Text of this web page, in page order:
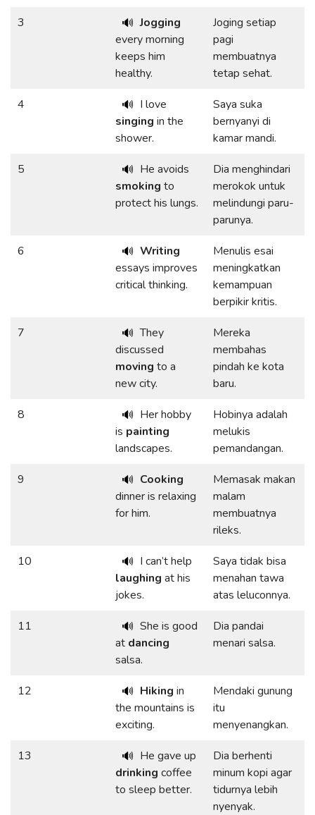
3
🔊 Jogging
every morning
keeps him
healthy.
Joging setiap
pagi
membuatnya
tetap sehat.
4
🔊 I love
singing in the
shower.
Saya suka
bernyanyi di
kamar mandi.
5
🔊 He avoids
smoking to
protect his lungs.
Dia menghindari
merokok untuk
melindungi paru-
parunya.
6
🔊 Writing
essays improves
critical thinking.
Menulis esai
meningkatkan
kemampuan
berpikir kritis.
7
🔊 They
discussed
moving to a
new city.
Mereka
membahas
pindah ke kota
baru.
8
🔊 Her hobby
is painting
landscapes.
Hobinya adalah
melukis
pemandangan.
9
🔊 Cooking
dinner is relaxing
for him.
Memasak makan
malam
membuatnya
rileks.
10
🔊 I can’t help
laughing at his
jokes.
Saya tidak bisa
menahan tawa
atas leluconnya.
11
🔊 She is good
at dancing
salsa.
Dia pandai
menari salsa.
12 🔊 Hiking in
the mountains is
exciting.
Mendaki gunung
itu
menyenangkan.
13
🔊 He gave up
drinking coffee
to sleep better.
Dia berhenti
minum kopi agar
tidurnya lebih
nyenyak.